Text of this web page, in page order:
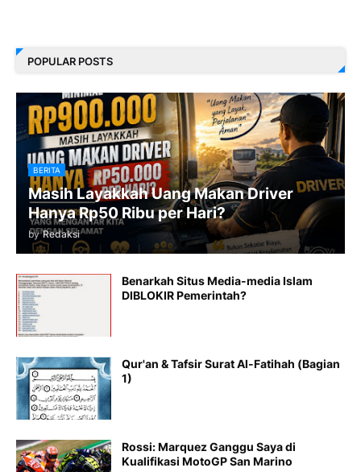
POPULAR POSTS
BERITA
Masih Layakkah Uang Makan Driver
Hanya Rp50 Ribu per Hari?
by Redaksi
Benarkah Situs Media-media Islam
DIBLOKIR Pemerintah?
Qur'an & Tafsir Surat Al-Fatihah (Bagian
1)
Rossi: Marquez Ganggu Saya di
Kualifikasi MotoGP San Marino